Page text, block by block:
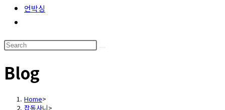
언박싱
search
Search
website
Blog
Home>
잡동사니>